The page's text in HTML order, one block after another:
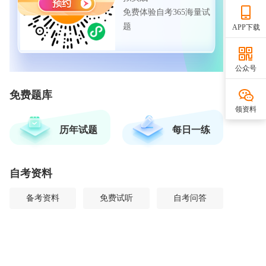
免费体验自考365海量试
题
免费题库
历年试题 每日一练
自考资料
备考资料 免费试听 自考问答
APP下载
公众号
领资料